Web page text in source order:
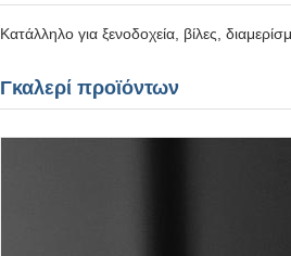
Κατάλληλο για ξενοδοχεία, βίλες,
Γκαλερί προϊόντων